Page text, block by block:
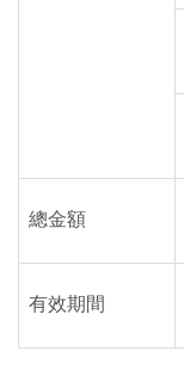
總金額
有效期間